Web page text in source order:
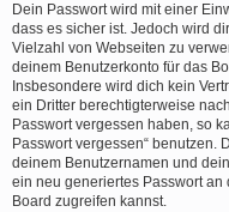
Dein Passwort wird mit einer
dass es sicher ist. Jedoch wird
Vielzahl von Webseiten zu
deinem Benutzerkonto für das
Insbesondere wird dich kein
ein Dritter berechtigterweise
Passwort vergessen haben, so
Passwort vergessen“ benutzen.
deinem Benutzernamen und
ein neu generiertes Passwort an
Board zugreifen kannst.